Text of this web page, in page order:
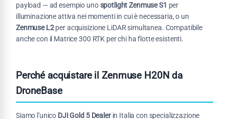
payload — ad esempio unospotlight Zenmuse S1 per
illuminazione attiva nei momenti in cui è necessaria, o un
Zenmuse L2per acquisizione LiDAR simultanea. Compatibile
anche con il Matrice 300 RTK per chi ha flotte esistenti.
Perché acquistare il Zenmuse H20N da
DroneBase
Siamo l'unico DJI Gold 5 Dealerin Italia con specializzazione